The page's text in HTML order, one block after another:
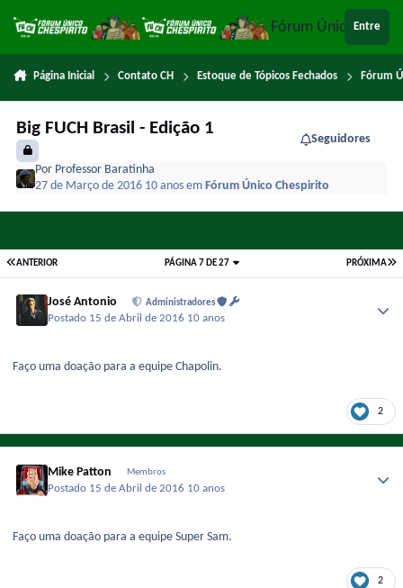
Fórum ÚnicoEntre
Página Inicial Contato CH Estoque de Tópicos Fechados Fórum
Big FUCH Brasil - Edição 1
Seguidores
Por Professor Baratinha
27 de Março de 2016 10 anosemFórum Único Chespirito
ANTERIOR PRÓXIMA
PÁGINA 7 DE 27
José Antonio Administradores
Postado 15 de Abril de 2016 10 anos
Faço uma doação para a equipe Chapolin.
2
Mike Patton Membros
Postado 15 de Abril de 2016 10 anos
Faço uma doação para a equipe Super Sam.
2